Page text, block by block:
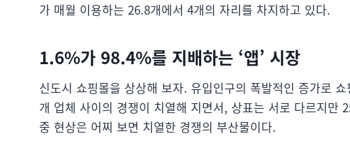
가 매월 이용하는 26.8개에서 4개의 자리를 차지하고 있다.
1.6%가 98.4%를 지배하는 ‘앱’ 시장
신도시 쇼핑몰을 상상해 보자. 유입인구의 폭발적인 증가로
개 업체 사이의 경쟁이 치열해 지면서, 상표는 서로 다르지만
중 현상은 어찌 보면 치열한 경쟁의 부산물이다.